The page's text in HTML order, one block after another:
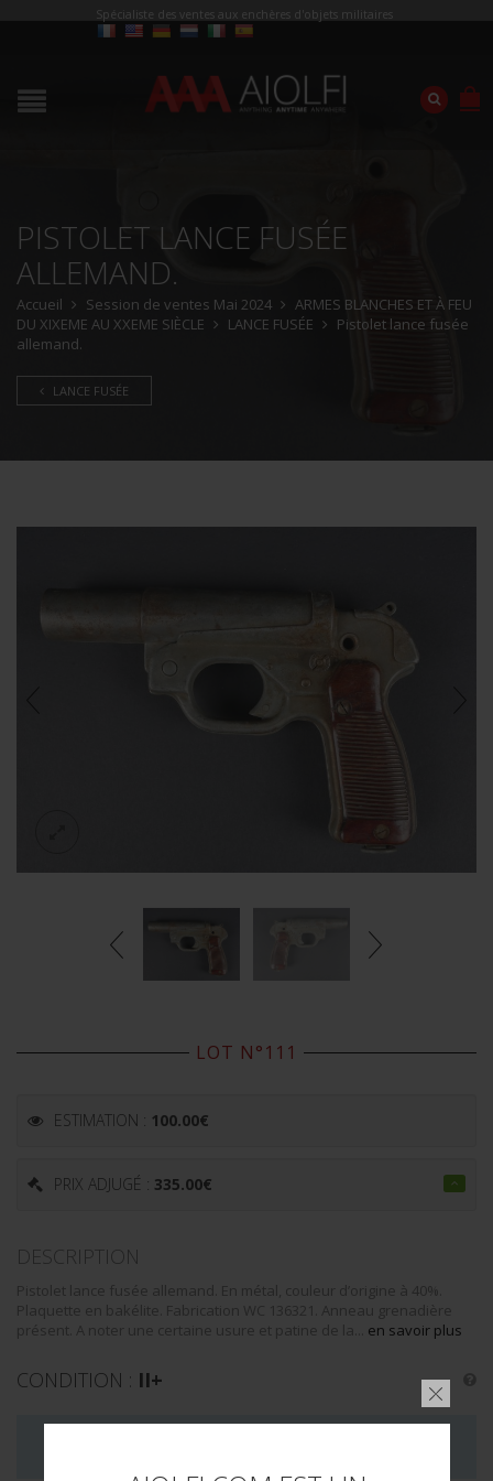
Spécialiste des ventes aux enchères d'objets militaires
PISTOLET LANCE FUSÉE
ALLEMAND.
Accueil Session de ventes Mai 2024
ARMES BLANCHES ET À FEU
DU XIXEME AU XXEME SIÈCLE
LANCE FUSÉE
Pistolet lance fusée
allemand.
LANCE FUSÉE
LOT N°111
ESTIMATION : 100.00€
PRIX ADJUGÉ : 335.00€
DESCRIPTION
Pistolet lance fusée allemand. En métal, couleur d’origine à 40%.
Plaquette en bakélite. Fabrication WC 136321. Anneau grenadière
présent. A noter une certaine usure et patine de la... en savoir plus
CONDITION : II+